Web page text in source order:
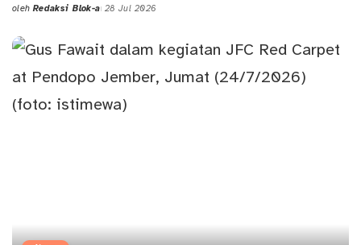
Posted
oleh Redaksi Blok-a 28 Jul 2026